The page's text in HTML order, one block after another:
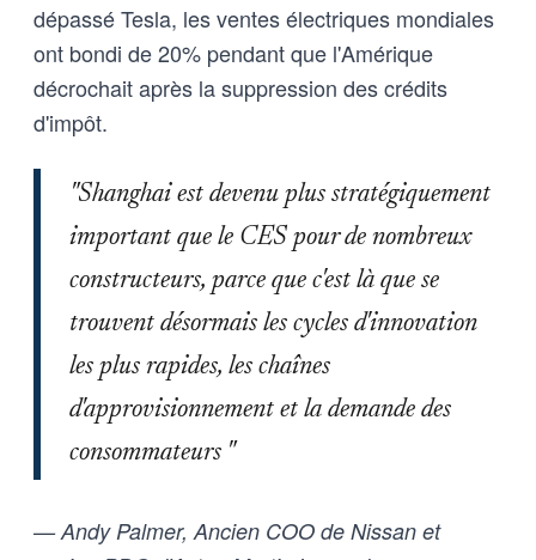
dépassé Tesla, les ventes électriques mondiales
ont bondi de 20% pendant que l'Amérique
décrochait après la suppression des crédits
d'impôt.
"Shanghai est devenu plus stratégiquement
important que le CES pour de nombreux
constructeurs, parce que c'est là que se
trouvent désormais les cycles d'innovation
les plus rapides, les chaînes
d'approvisionnement et la demande des
consommateurs "
— Andy Palmer, Ancien COO de Nissan et